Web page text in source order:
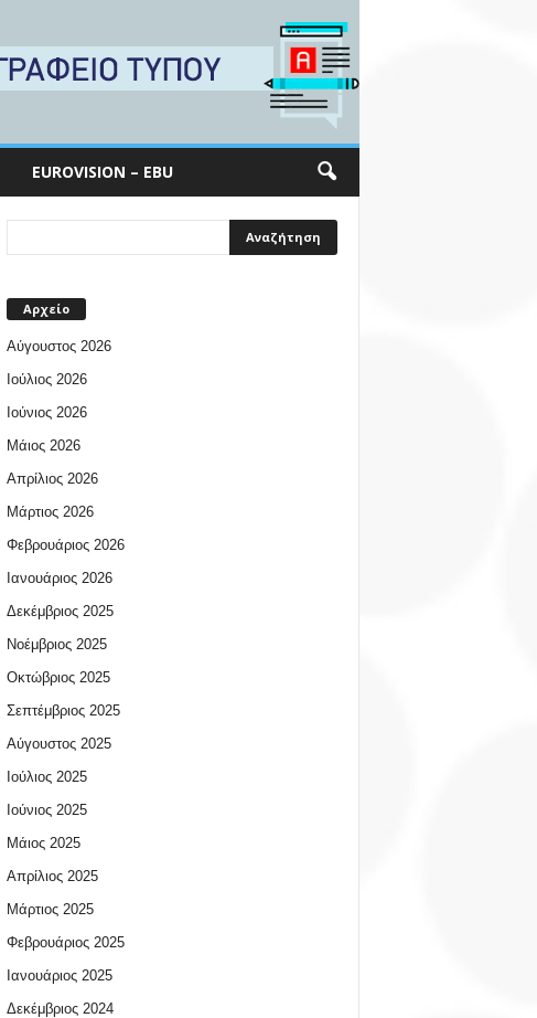
EUROVISION – EBU
Αρχείο
Αύγουστος 2026
Ιούλιος 2026
Ιούνιος 2026
Μάιος 2026
Απρίλιος 2026
Μάρτιος 2026
Φεβρουάριος 2026
Ιανουάριος 2026
Δεκέμβριος 2025
Νοέμβριος 2025
Οκτώβριος 2025
Σεπτέμβριος 2025
Αύγουστος 2025
Ιούλιος 2025
Ιούνιος 2025
Μάιος 2025
Απρίλιος 2025
Μάρτιος 2025
Φεβρουάριος 2025
Ιανουάριος 2025
Δεκέμβριος 2024